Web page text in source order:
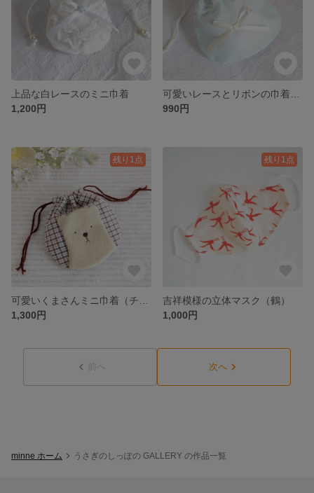
上品な白レースのミニ巾着
1,200円
990円
残り1点
1,300円
残り1点
吉祥模様の立体マスク（鶴）
1,000円
前へ 次へ
minne ホーム うさぎのしっぽの GALLERY の作品一覧